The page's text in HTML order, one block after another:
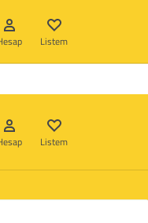
İletişim
Listem
Listem